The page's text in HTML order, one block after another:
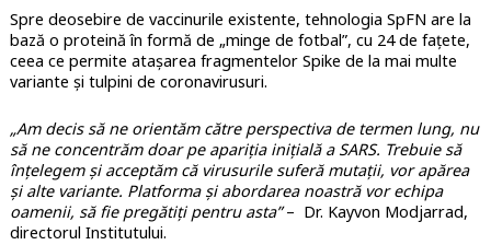
Spre deosebire de vaccinurile existente, tehnologia SpFN are la
bază o proteină în formă de „minge de fotbal”, cu 24 de fațete,
ceea ce permite atașarea fragmentelor Spike de la mai multe
variante și tulpini de coronavirusuri.
„Am decis să ne orientăm către perspectiva de termen lung, nu
să ne concentrăm doar pe apariția inițială a SARS. Trebuie să
înțelegem și acceptăm că virusurile suferă mutații, vor apărea
și alte variante. Platforma și abordarea noastră vor echipa
oamenii, să fie pregătiți pentru asta”– Dr. Kayvon Modjarrad,
directorul Institutului.